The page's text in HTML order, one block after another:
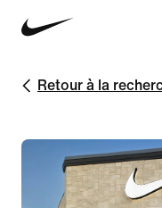
Retour à la